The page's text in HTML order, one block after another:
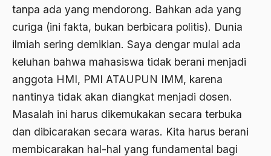
tanpa ada yang mendorong. Bahkan ada yang
curiga (ini fakta, bukan berbicara politis). Dunia
ilmiah sering demikian. Saya dengar mulai ada
keluhan bahwa mahasiswa tidak berani menjadi
anggota HMI, PMI ATAUPUN IMM, karena
nantinya tidak akan diangkat menjadi dosen.
Masalah ini harus dikemukakan secara terbuka
dan dibicarakan secara waras. Kita harus berani
membicarakan hal-hal yang fundamental bagi
Ahmad Dhani
Ahmad Hasan Rurbi
Ahmad Khomeini
Ahmad Syafi’i Ma’arif
Ahmad Tirtisudiro
ahmad wahib